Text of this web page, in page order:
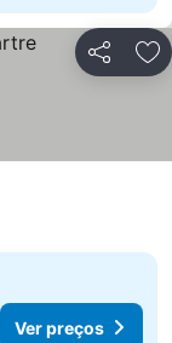
Partilhar
Ver preços